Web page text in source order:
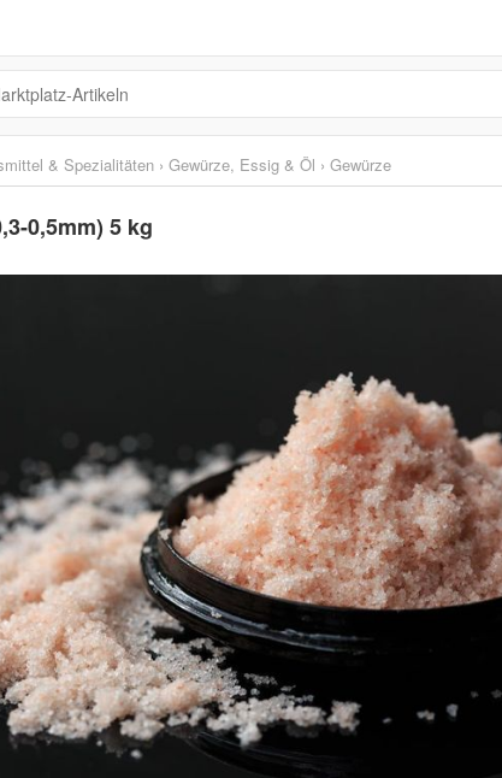
& Spezialitäten › Gewürze, Essig & Öl › Gewürze
0,5mm) 5 kg